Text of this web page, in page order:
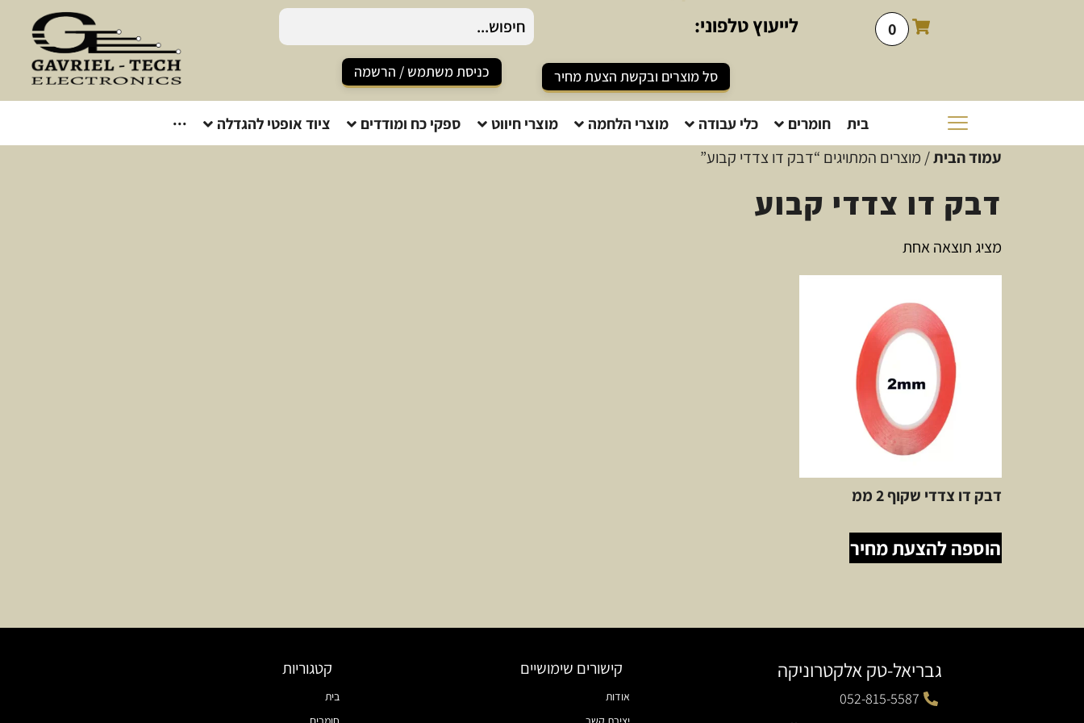
0 לייעוץטלפוני:
סל מוצרים ובקשת הצעת מחיר כניסת משתמש / הרשמה
בית חומרים כלי עבודה מוצרי הלחמה מוצרי חיווט ספקי כח ומודדים ציוד אופטי להגדלה ···
עמוד הבית/ מוצרים המתויגים “דבק דו צדדי קבוע”
דבק דו צדדי קבוע
מציג תוצאה אחת
דבק דו צדדי שקוף 2 ממ
הוספה להצעת מחיר
גבריאל-טק אלקטרוניקה
052-815-5587
קישורים שימושיים
אודות
קטגוריות
בית